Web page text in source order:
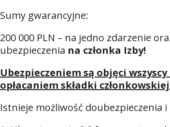
Sumy gwarancyjne:
200 000 PLN – na jedno zdarzenie
ubezpieczenia na członka Izby!
Ubezpieczeniem są objęci
opłacaniem składki
Istnieje możliwość doubezpieczenia